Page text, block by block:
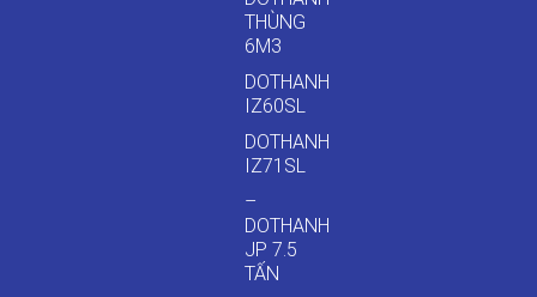
THÙNG
6M3
DOTHANH
IZ60SL
DOTHANH
IZ71SL
–
DOTHANH
JP 7.5
TẤN